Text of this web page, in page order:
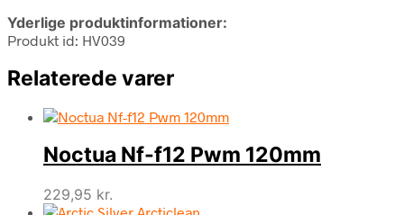
Yderlige produktinformationer:
Produkt id: HV039
Relaterede varer
Noctua Nf-f12 Pwm 120mm
229,95 kr.